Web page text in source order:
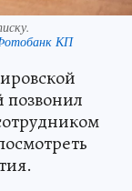
КП
позвонил